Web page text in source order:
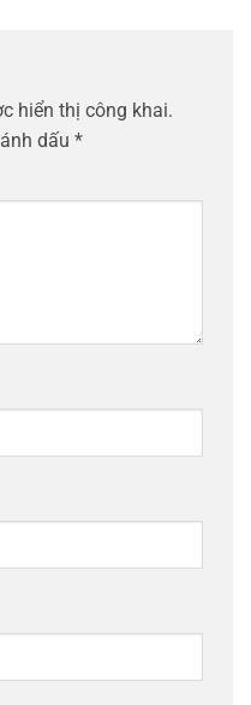
hiển thị công khai.
dấu *